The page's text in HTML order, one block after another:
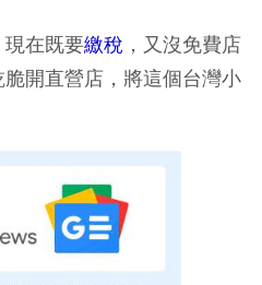
現在既要繳稅 ，又沒免費店
開直營店，將這個台灣小